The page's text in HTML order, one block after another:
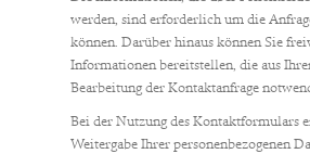
werden, sind erforderlich um die
können. Darüber hinaus können Sie
Informationen bereitstellen, die aus
Bearbeitung der Kontaktanfrage
Bei der Nutzung des Kontaktformulars
Weitergabe Ihrer personenbezogenen